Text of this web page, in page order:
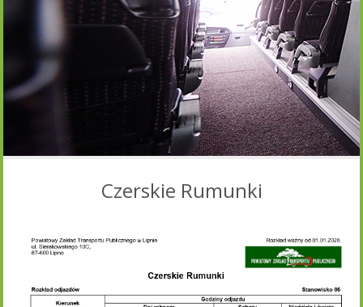
Czerskie Rumunki